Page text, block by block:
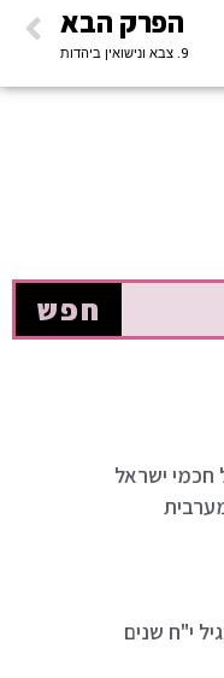
הפרק הבא
9. צבא ונישואין ביהדות
חפש